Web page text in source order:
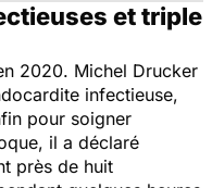
et triple
2020. Michel Drucker
infectieuse,
pour soigner
il a déclaré
près de huit